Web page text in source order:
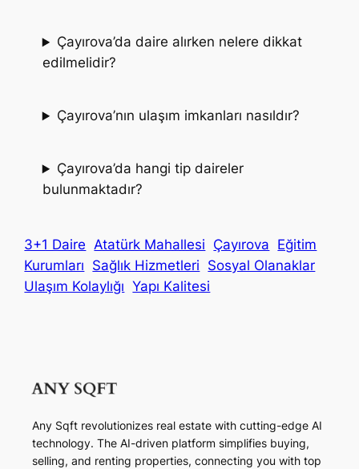
Çayırova’da daire alırken nelere dikkat
edilmelidir?
Çayırova’nın ulaşım imkanları nasıldır?
Çayırova’da hangi tip daireler
bulunmaktadır?
3+1 Daire Atatürk Mahallesi Çayırova Eğitim
Kurumları Sağlık Hizmetleri Sosyal Olanaklar
Ulaşım Kolaylığı Yapı Kalitesi
Any Sqft revolutionizes real estate with cutting-edge AI
technology. The AI-driven platform simplifies buying,
selling, and renting properties, connecting you with top